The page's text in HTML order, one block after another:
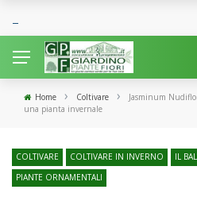
Home › Coltivare ›
Jasminum
una pianta invernale
COLTIVARE COLTIVARE IN INVERNO
IL
PIANTE ORNAMENTALI